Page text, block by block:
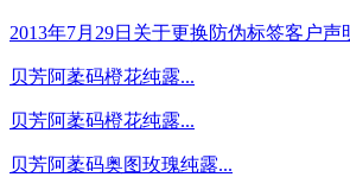
2013年7月29日关于更换防伪标签客户声
贝芳阿葇码橙花纯露...
贝芳阿葇码橙花纯露...
贝芳阿葇码奥图玫瑰纯露...